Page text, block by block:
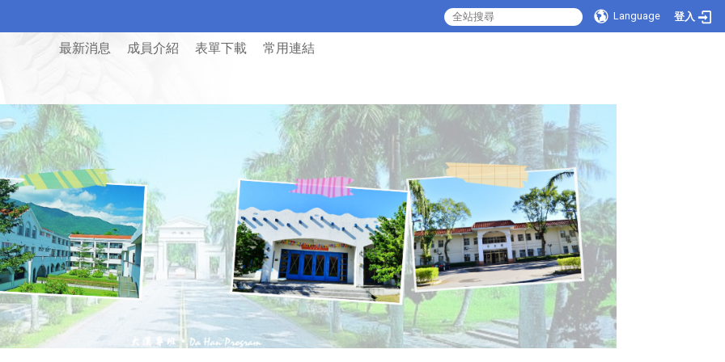
Language 登入
最新消息 成員介紹 表單下載 常用連結